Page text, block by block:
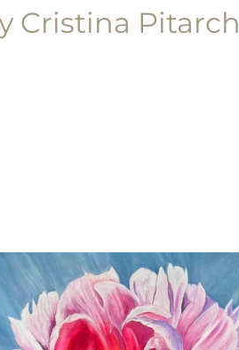
Cristina Pitarch